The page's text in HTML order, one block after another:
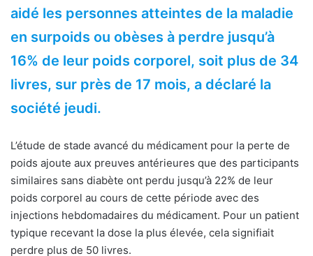
aidé les personnes atteintes de la maladie
en surpoids ou obèses à perdre jusqu’à
16% de leur poids corporel, soit plus de 34
livres, sur près de 17 mois, a déclaré la
société jeudi.
L’étude de stade avancé du médicament pour la perte de
poids ajoute aux preuves antérieures que des participants
similaires sans diabète ont perdu jusqu’à 22% de leur
poids corporel au cours de cette période avec des
injections hebdomadaires du médicament. Pour un patient
typique recevant la dose la plus élevée, cela signifiait
perdre plus de 50 livres.